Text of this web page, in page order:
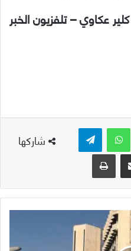
كلير عكاوي – تلفزيون الخبر
شاركها
بينتيريست واتساب
مشاركة عبر البريد طباعة